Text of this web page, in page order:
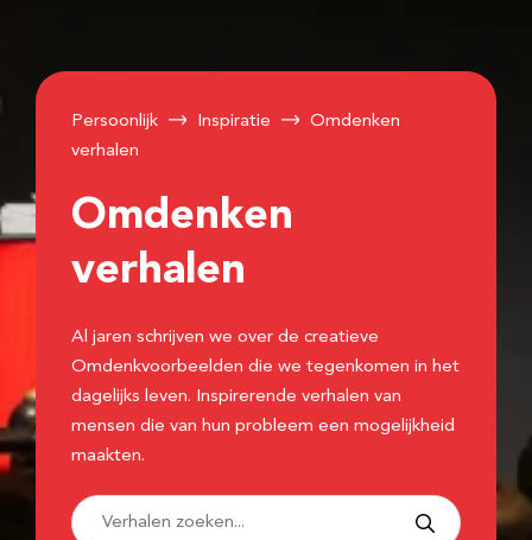
Persoonlijk Inspiratie
Omdenken
verhalen
Omdenken
verhalen
Al jaren schrijven we over de creatieve
Omdenkvoorbeelden die we tegenkomen in het
dagelijks leven. Inspirerende verhalen van
mensen die van hun probleem een mogelijkheid
maakten.